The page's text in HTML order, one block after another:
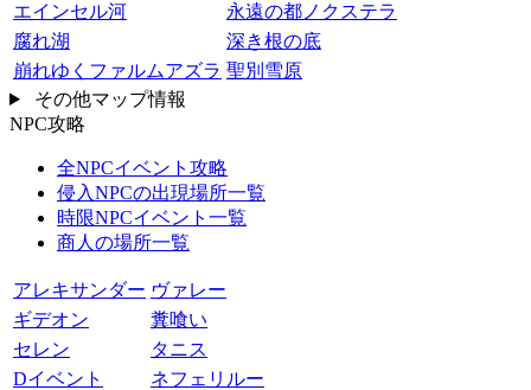
エインセル河
永遠の都ノクステラ
腐れ湖
深き根の底
崩れゆくファルムアズラ 聖別雪原
その他マップ情報
NPC攻略
全NPCイベント攻略
侵入NPCの出現場所一覧
時限NPCイベント一覧
商人の場所一覧
アレキサンダー ヴァレー
ギデオン
糞喰い
セレン
タニス
Dイベント
ネフェリルー